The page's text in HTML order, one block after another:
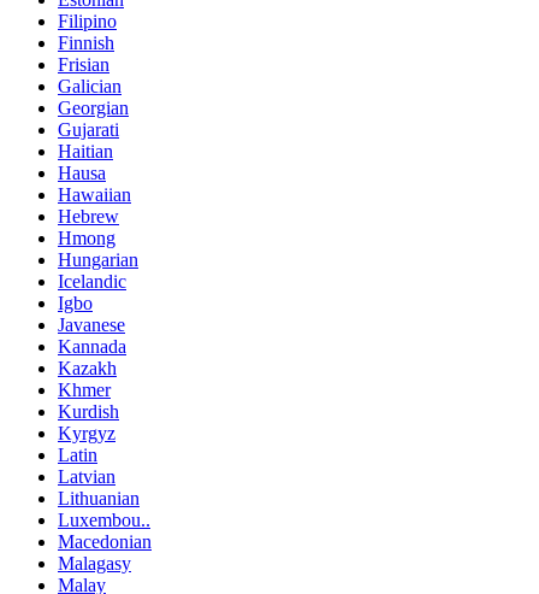
Filipino
Finnish
Frisian
Galician
Georgian
Gujarati
Haitian
Hausa
Hawaiian
Hebrew
Hmong
Hungarian
Icelandic
Igbo
Javanese
Kannada
Kazakh
Khmer
Kurdish
Kyrgyz
Latin
Latvian
Lithuanian
Luxembou..
Macedonian
Malagasy
Malay